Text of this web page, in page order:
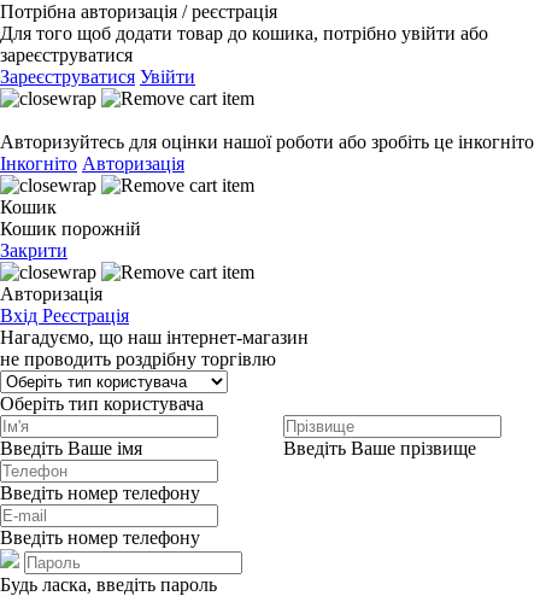
Потрібна авторизація / реєстрація
Для того щоб додати товар до кошика, потрібно увійти або
зареєструватися
Зареєструватися Увійти
Авторизуйтесь для оцінки нашої роботи або зробіть це інкогніто
Інкогніто Авторизація
Кошик
Кошик порожній
Закрити
Авторизація
Вхід Реєстрація
Нагадуємо, що наш інтернет-магазин
не проводить роздрібну торгівлю
Оберіть тип користувача
Введіть Ваше імя Введіть Ваше прізвище
Введіть номер телефону
Введіть номер телефону
Будь ласка, введіть пароль